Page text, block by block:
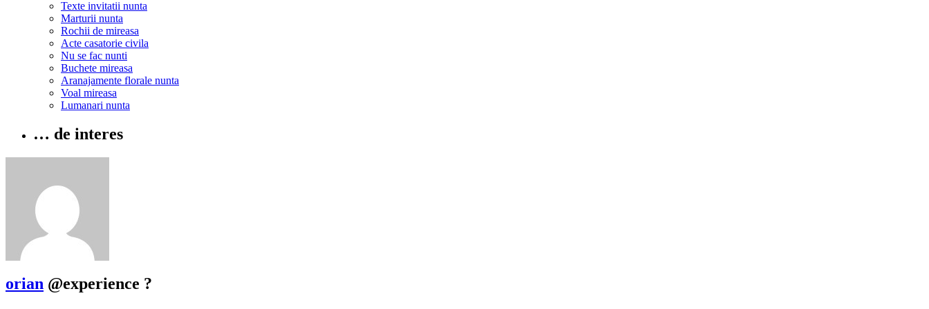
Texte invitatii nunta
Marturii nunta
Rochii de mireasa
Acte casatorie civila
Nu se fac nunti
Buchete mireasa
Aranajamente florale nunta
Voal mireasa
Lumanari nunta
… de interes
orian @experience ?